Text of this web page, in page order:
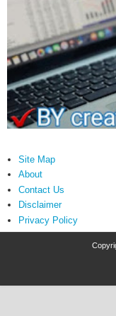
Site Map
About
Contact Us
Disclaimer
Privacy Policy